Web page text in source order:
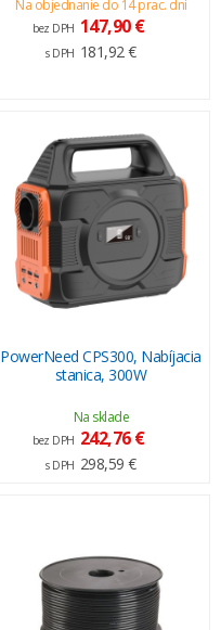
Na objednanie do 14 prac. dní
bez DPH 147,90 €
s DPH 181,92 €
PowerNeed CPS300, Nabíjacia
stanica, 300W
Na sklade
bez DPH 242,76 €
s DPH 298,59 €